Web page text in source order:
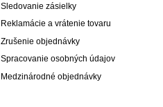
Sledovanie zásielky
Reklamácie a vrátenie tovaru
Zrušenie objednávky
Spracovanie osobných údajov
Medzinárodné objednávky